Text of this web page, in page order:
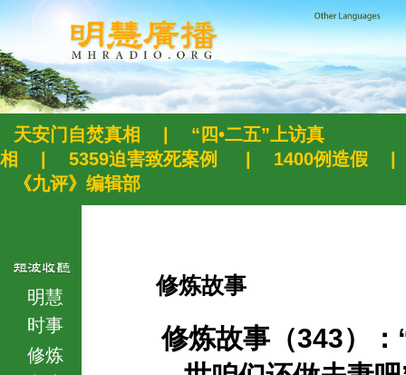
天安门自焚真相
“四•二五”上访真
相
5359迫害致死案例 1400例造假
《九评》编辑部
明慧
时事
修炼
修炼故事
修炼故事（343）：